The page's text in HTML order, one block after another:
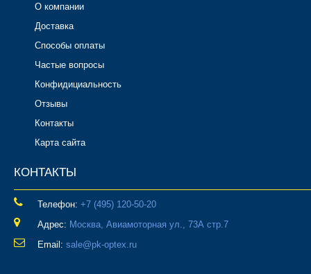
О компании
Доставка
Способы оплаты
Частые вопросы
Конфидициальность
Отзывы
Контакты
Карта сайта
КОНТАКТЫ
Телефон: ‎+7 (495) 120-50-20
Адрес: Москва, Авиамоторная ул., 73А стр.7
Email: sale@pk-optex.ru